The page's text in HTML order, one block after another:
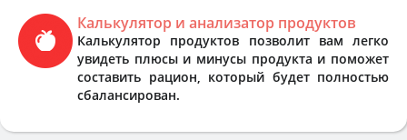
Калькулятор и анализатор продуктов
Калькулятор продуктов позволит вам легко
увидеть плюсы и минусы продукта и поможет
составить рацион, который будет полностью
сбалансирован.